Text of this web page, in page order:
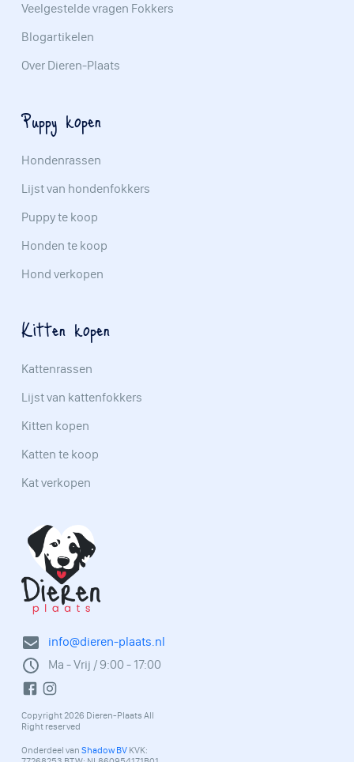
info@dieren-plaats.nl
Ma - Vrij / 9:00 - 17:00
Copyright 2026 Dieren-Plaats All
Right reserved
Onderdeel van Shadow BV KVK:
Veelgestelde vragen Fokkers
Blogartikelen
Over Dieren-Plaats
Puppy kopen
Hondenrassen
Lijst van hondenfokkers
Puppy te koop
Honden te koop
Hond verkopen
Kitten kopen
Kattenrassen
Lijst van kattenfokkers
Kitten kopen
Katten te koop
Kat verkopen